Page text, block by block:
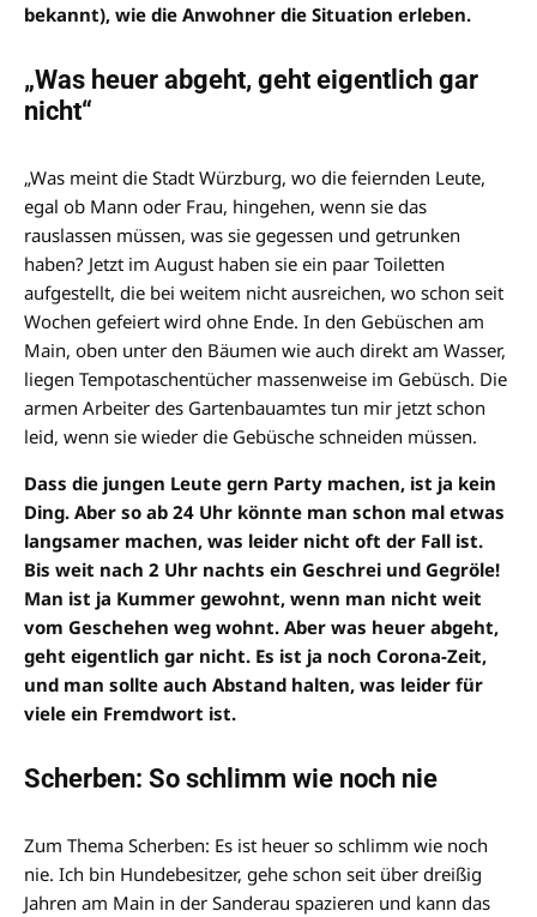
bekannt), wie die Anwohner die Situation erleben.
„Was heuer abgeht, geht eigentlich gar
nicht“
„Was meint die Stadt Würzburg, wo die feiernden Leute,
egal ob Mann oder Frau, hingehen, wenn sie das
rauslassen müssen, was sie gegessen und getrunken
haben? Jetzt im August haben sie ein paar Toiletten
aufgestellt, die bei weitem nicht ausreichen, wo schon seit
Wochen gefeiert wird ohne Ende. In den Gebüschen am
Main, oben unter den Bäumen wie auch direkt am Wasser,
liegen Tempotaschentücher massenweise im Gebüsch. Die
armen Arbeiter des Gartenbauamtes tun mir jetzt schon
leid, wenn sie wieder die Gebüsche schneiden müssen.
Dass die jungen Leute gern Party machen, ist ja kein
Ding. Aber so ab 24 Uhr könnte man schon mal etwas
langsamer machen, was leider nicht oft der Fall ist.
Bis weit nach 2 Uhr nachts ein Geschrei und Gegröle!
Man ist ja Kummer gewohnt, wenn man nicht weit
vom Geschehen weg wohnt. Aber was heuer abgeht,
geht eigentlich gar nicht. Es ist ja noch Corona-Zeit,
und man sollte auch Abstand halten, was leider für
viele ein Fremdwort ist.
Scherben: So schlimm wie noch nie
Zum Thema Scherben: Es ist heuer so schlimm wie noch
nie. Ich bin Hundebesitzer, gehe schon seit über dreißig
Jahren am Main in der Sanderau spazieren und kann das